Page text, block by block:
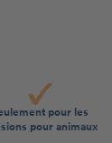
pour les
pour animaux